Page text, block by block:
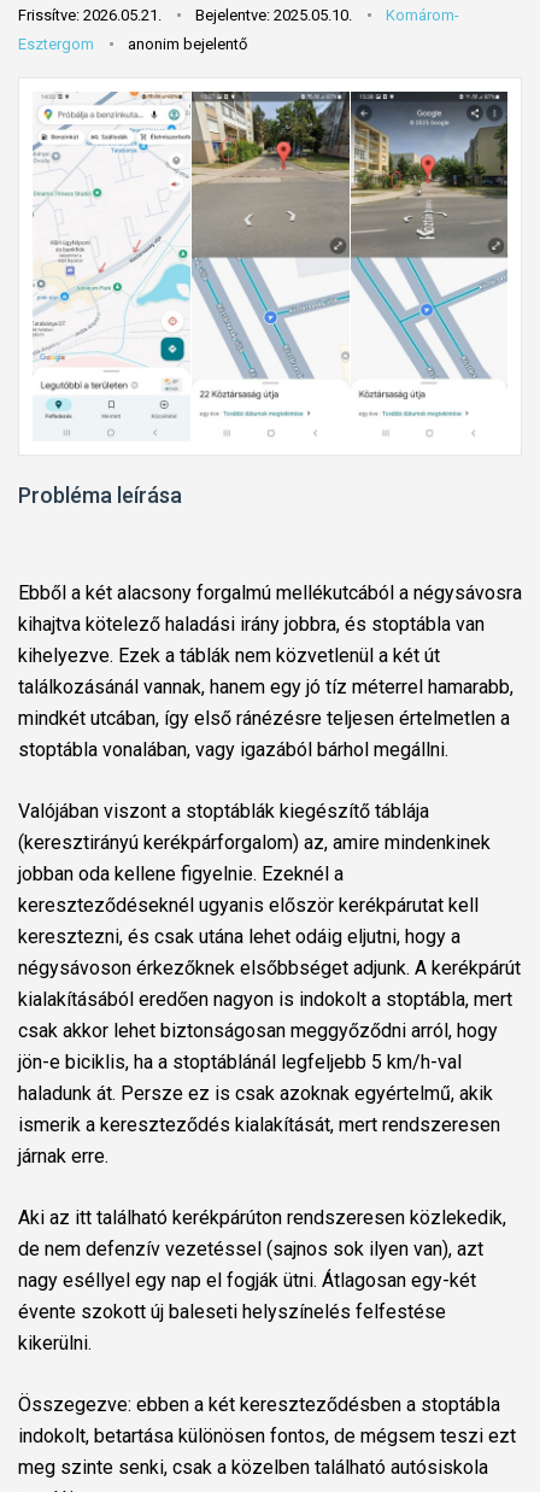
Frissítve: 2026.05.21. Bejelentve: 2025.05.10.
Komárom-
Esztergom
anonim bejelentő
Probléma leírása
Ebből a két alacsony forgalmú mellékutcából a négysávosra
kihajtva kötelező haladási irány jobbra, és stoptábla van
kihelyezve. Ezek a táblák nem közvetlenül a két út
találkozásánál vannak, hanem egy jó tíz méterrel hamarabb,
mindkét utcában, így első ránézésre teljesen értelmetlen a
stoptábla vonalában, vagy igazából bárhol megállni.
Valójában viszont a stoptáblák kiegészítő táblája
(keresztirányú kerékpárforgalom) az, amire mindenkinek
jobban oda kellene figyelnie. Ezeknél a
kereszteződéseknél ugyanis először kerékpárutat kell
keresztezni, és csak utána lehet odáig eljutni, hogy a
négysávoson érkezőknek elsőbbséget adjunk. A kerékpárút
kialakításából eredően nagyon is indokolt a stoptábla, mert
csak akkor lehet biztonságosan meggyőződni arról, hogy
jön-e biciklis, ha a stoptáblánál legfeljebb 5 km/h-val
haladunk át. Persze ez is csak azoknak egyértelmű, akik
ismerik a kereszteződés kialakítását, mert rendszeresen
járnak erre.
Aki az itt található kerékpárúton rendszeresen közlekedik,
de nem defenzív vezetéssel (sajnos sok ilyen van), azt
nagy eséllyel egy nap el fogják ütni. Átlagosan egy-két
évente szokott új baleseti helyszínelés felfestése
kikerülni.
Összegezve: ebben a két kereszteződésben a stoptábla
indokolt, betartása különösen fontos, de mégsem teszi ezt
meg szinte senki, csak a közelben található autósiskola